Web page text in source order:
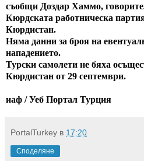
съобщи Доздар Хаммо,
Кюрдската работническа
Кюрдистан.
Няма данни за броя на
нападението.
Турски самолети не бяха
Кюрдистан от 29 септември.
иаф / Уеб Портал Турция
PortalTurkey в 17:20
Споделяне